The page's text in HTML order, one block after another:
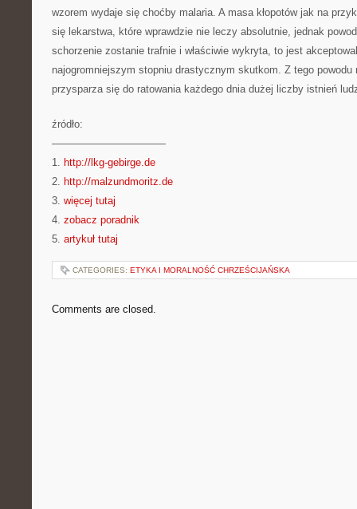
wzorem wydaje się choćby malaria. A masa kłopotów jak na
się lekarstwa, które wprawdzie nie leczy absolutnie, jednak
schorzenie zostanie trafnie i właściwie wykryta, to jest
najogromniejszym stopniu drastycznym skutkom. Z tego powodu
przysparza się do ratowania każdego dnia dużej liczby istnień
źródło:
———————————
1. http://lkg-gebirge.de
2. http://malzundmoritz.de
3. więcej tutaj
4. zobacz poradnik
5. artykuł tutaj
CATEGORIES: ETYKA I MORALNOŚĆ CHRZEŚCIJAŃSKA
Comments are closed.